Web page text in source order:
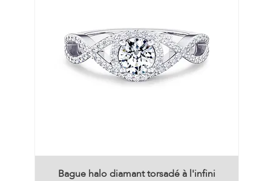
Bague halo diamant torsadé à l'infini